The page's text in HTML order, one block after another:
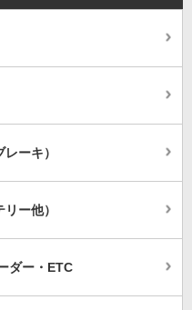
ーキ）
ー他）
ダー・ETC